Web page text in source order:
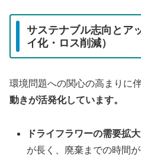
サステナブル志向とア
イ化・ロス削減）
環境問題への関心の高まりに伴
動きが活発化しています。
ドライフラワーの需要拡
が長く、廃棄までの時間